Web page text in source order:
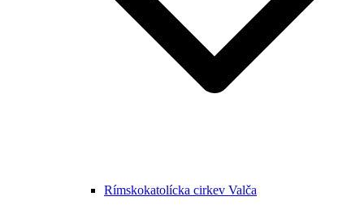
Rímskokatolícka cirkev Valča